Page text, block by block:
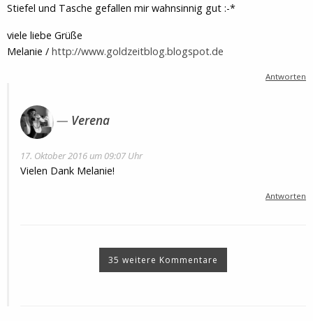
Stiefel und Tasche gefallen mir wahnsinnig gut :-*
viele liebe Grüße
Melanie / http://www.goldzeitblog.blogspot.de
Antworten
Verena
17. Oktober 2016 um 09:07 Uhr
Vielen Dank Melanie!
Antworten
35 weitere Kommentare